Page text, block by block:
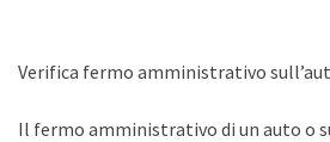
Verifica fermo amministrativo
Il fermo amministrativo di un auto o